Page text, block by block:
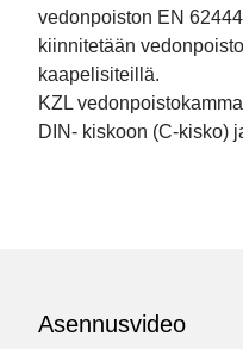
vedonpoiston EN
kiinnitetään
kaapelisiteillä.
KZL
DIN- kiskoon (C-kisko)
Asennusvideo